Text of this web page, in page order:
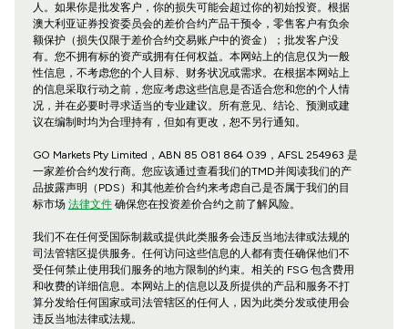
人。如果你是批发客户，你的损失可能会超过你的初始投资。根据
澳大利亚证券投资委员会的差价合约产品干预令，零售客户有负余
额保护（损失仅限于差价合约交易账户中的资金）；批发客户没
有。您不拥有标的资产或拥有任何权益。本网站上的信息仅为一般
性信息，不考虑您的个人目标、财务状况或需求。在根据本网站上
的信息采取行动之前，您应考虑这些信息是否适合您和您的个人情
况，并在必要时寻求适当的专业建议。所有意见、结论、预测或建
议在编制时均为合理持有，但如有更改，恕不另行通知。
GO Markets Pty Limited，ABN 85 081 864 039，AFSL 254963 是
一家差价合约发行商。您应该通过查看我们的TMD并阅读我们的产
品披露声明（PDS）和其他差价合约来考虑自己是否属于我们的目
标市场 法律文件确保您在投资差价合约之前了解风险。
我们不在任何受国际制裁或提供此类服务会违反当地法律或法规的
司法管辖区提供服务。任何访问这些信息的人都有责任确保他们不
受任何禁止使用我们服务的地方限制的约束。相关的 FSG 包含费用
和收费的详细信息。本网站上的信息以及所提供的产品和服务不打
算分发给任何国家或司法管辖区的任何人，因为此类分发或使用会
违反当地法律或法规。